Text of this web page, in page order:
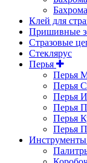
Клей для
Пришивные
Cтразовые
Стеклярус
Перья
Перья
Перья
Перья
Перья
Перья
Перья
Инструменты